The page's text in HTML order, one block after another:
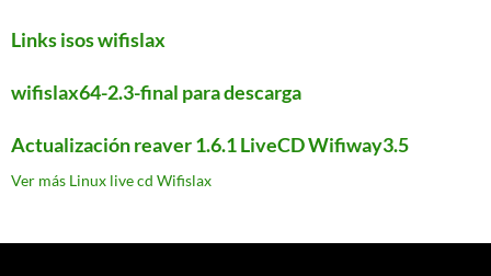
Links isos wifislax
wifislax64-2.3-final para descarga
Actualización reaver 1.6.1 LiveCD Wifiway3.5
Ver más Linux live cd Wifislax